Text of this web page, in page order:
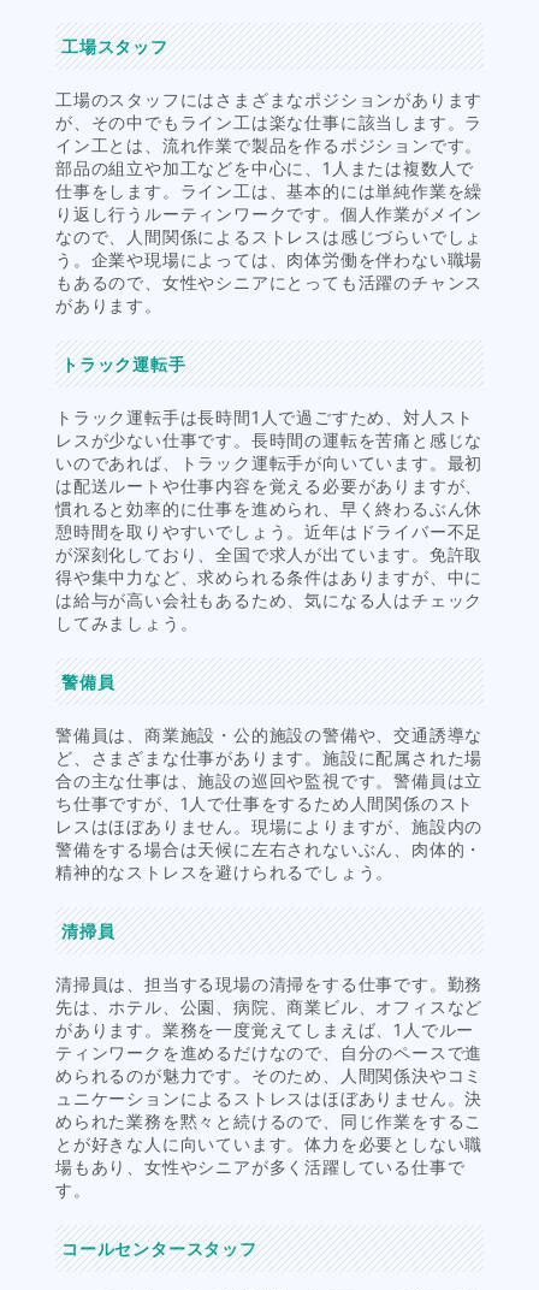
工場スタッフ
工場のスタッフにはさまざまなポジションがあります
が、その中でもライン工は楽な仕事に該当します。ラ
イン工とは、流れ作業で製品を作るポジションです。
部品の組立や加工などを中心に、1人または複数人で
仕事をします。ライン工は、基本的には単純作業を繰
り返し行うルーティンワークです。個人作業がメイン
なので、人間関係によるストレスは感じづらいでしょ
う。企業や現場によっては、肉体労働を伴わない職場
もあるので、女性やシニアにとっても活躍のチャンス
があります。
トラック運転手
トラック運転手は長時間1人で過ごすため、対人スト
レスが少ない仕事です。長時間の運転を苦痛と感じな
いのであれば、トラック運転手が向いています。最初
は配送ルートや仕事内容を覚える必要がありますが、
慣れると効率的に仕事を進められ、早く終わるぶん休
憩時間を取りやすいでしょう。近年はドライバー不足
が深刻化しており、全国で求人が出ています。免許取
得や集中力など、求められる条件はありますが、中に
は給与が高い会社もあるため、気になる人はチェック
してみましょう。
警備員
警備員は、商業施設・公的施設の警備や、交通誘導な
ど、さまざまな仕事があります。施設に配属された場
合の主な仕事は、施設の巡回や監視です。警備員は立
ち仕事ですが、1人で仕事をするため人間関係のスト
レスはほぼありません。現場によりますが、施設内の
警備をする場合は天候に左右されないぶん、肉体的・
精神的なストレスを避けられるでしょう。
清掃員
清掃員は、担当する現場の清掃をする仕事です。勤務
先は、ホテル、公園、病院、商業ビル、オフィスなど
があります。業務を一度覚えてしまえば、1人でルー
ティンワークを進めるだけなので、自分のペースで進
められるのが魅力です。そのため、人間関係決やコミ
ュニケーションによるストレスはほぼありません。決
められた業務を黙々と続けるので、同じ作業をするこ
とが好きな人に向いています。体力を必要としない職
場もあり、女性やシニアが多く活躍している仕事で
す。
コールセンタースタッフ